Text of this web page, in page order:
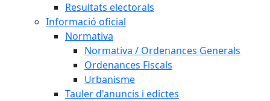
Resultats electorals
Informació oficial
Normativa
Normativa / Ordenances Generals
Ordenances Fiscals
Urbanisme
Tauler d'anuncis i edictes